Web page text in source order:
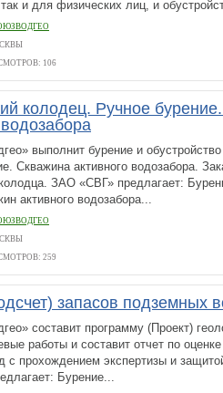
и для физических лиц, и
106
колодец. Ручное
выполнит бурение и обустройство
Скважина активного водозабора.
ЗАО «СВГ» предлагает:
активного водозабора...
259
запасов подземных
составит программу (Проект)
работы и составит отчет по
с прохождением экспертизы и
Бурение...